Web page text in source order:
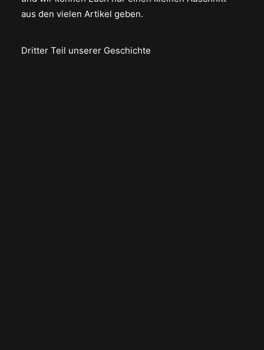
aus den vielen Artikel geben.
Dritter Teil unserer Geschichte